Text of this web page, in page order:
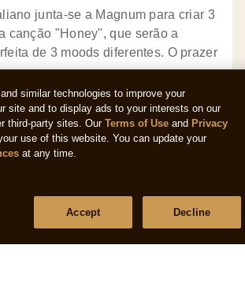
junta-se a Magnum para criar 3
canção "Honey", que serão a
de 3 moods diferentes. O prazer
LER ARTIGO
AS HISTÓRIAS
similar technologies to improve your
site and to display ads to your interests on our
third-party sites. Our Terms of Useand Privacy
use of this website. You can update your
at any time.
Decline
Accept